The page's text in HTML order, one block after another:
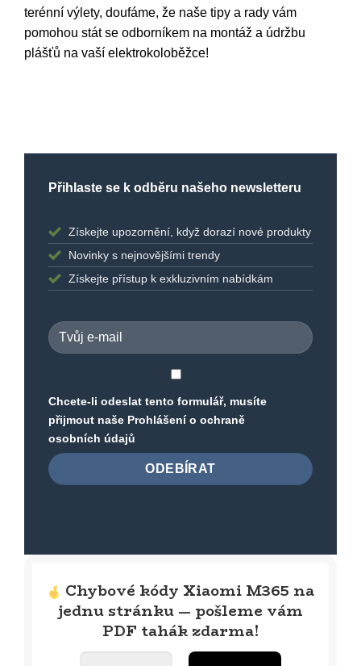
terénní výlety, doufáme, že naše tipy a rady vám
pomohou stát se odborníkem na montáž a údržbu
plášťů na vaší elektrokoloběžce!
Přihlaste se k odběru našeho newsletteru
Získejte upozornění, když dorazí nové produkty
Novinky s nejnovějšími trendy
Získejte přístup k exkluzivním nabídkám
Chcete-li odeslat tento formulář, musíte
přijmout naše Prohlášení o ochraně
osobních údajů
Chybové kódy Xiaomi M365 na
jednu stránku — pošleme vám
PDF tahák zdarma!